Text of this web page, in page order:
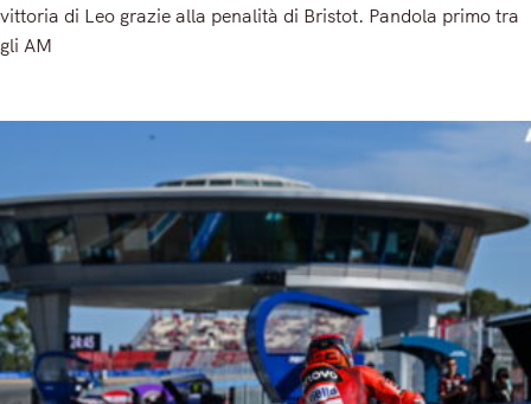
vittoria di Leo grazie alla penalità di Bristot. Pandola primo tra
gli AM